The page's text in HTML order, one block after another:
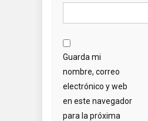
Guarda mi
nombre, correo
electrónico y web
en este navegador
para la próxima